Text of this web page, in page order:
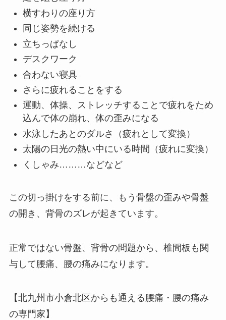
横すわりの座り方
同じ姿勢を続ける
立ちっぱなし
デスクワーク
合わない寝具
さらに疲れることをする
運動、体操、ストレッチすることで疲れをため
込んで体の崩れ、体の歪みになる
水泳したあとのダルさ（疲れとして変換）
太陽の日光の熱い中にいる時間（疲れに変換）
くしゃみ………などなど
この切っ掛けをする前に、もう骨盤の歪みや骨盤
の開き、背骨のズレが起きています。
正常ではない骨盤、背骨の問題から、椎間板も関
与して腰痛、腰の痛みになります。
【北九州市小倉北区からも通える腰痛・腰の痛み
の専門家】